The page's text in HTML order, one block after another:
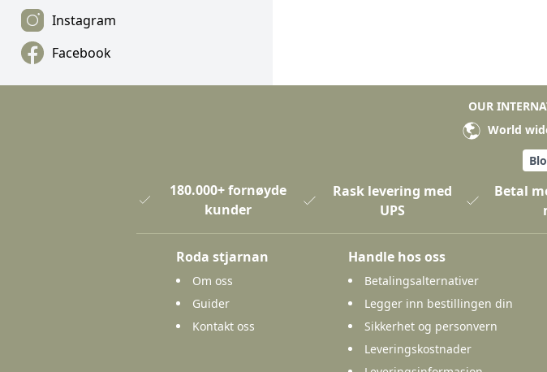
Instagram
Facebook
OUR
World
180.000+ fornøyde
kunder
Rask levering med
UPS
Betal
Roda stjarnan
Om oss
Guider
Kontakt oss
Handle hos oss
Betalingsalternativer
Legger inn bestillingen din
Sikkerhet og personvern
Leveringskostnader